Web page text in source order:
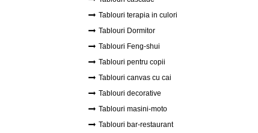
Tablouri terapia in culori
Tablouri Dormitor
Tablouri Feng-shui
Tablouri pentru copii
Tablouri canvas cu cai
Tablouri decorative
Tablouri masini-moto
Tablouri bar-restaurant